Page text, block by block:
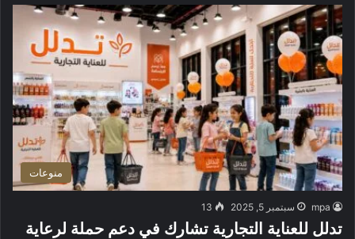
منوعات
mpa سبتمبر 5, 2025 13
تدلل للعناية التجارية تشارك في دعم حملة لرعاية